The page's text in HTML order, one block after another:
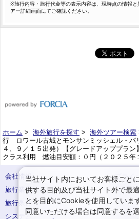
※旅行内容・旅行代金等の表示内容は、現時点の情報
アー詳細画面にてご確認ください。
ホーム > 海外旅行を探す > 海外ツアー検索
行 ロワール古城とモンサンミッシェル・パ
４、９／１５出発）【グレードアッププラ
クラス利用 燃油目安額：０円（２０２５年
会社情報
プライ
旅行業登録票・約款
規約集
旅行条件書
サイト
システムメンテナンスの
お申込
当社サイト内においてお客様ごと
供する目的及び当社サイト外で最
とを目的にCookieを使用していま
同意いただける場合は同意するを